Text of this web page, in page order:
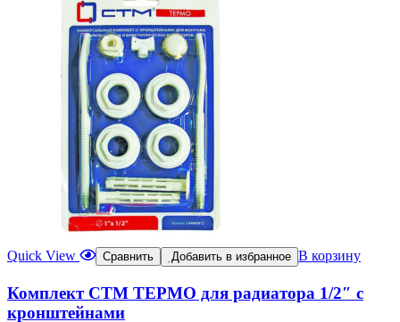
Quick View Сравнить Добавить в избранное В корзину
Комплект СТМ ТЕРМО для радиатора 1/2″ с
кронштейнами